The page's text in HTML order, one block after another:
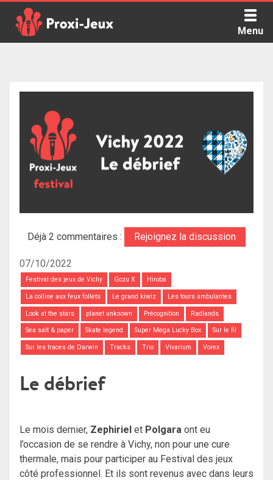
content
Menu
Déjà 2 commentaires : Rejoignez la discussion
07/10/2022
Festival des jeux de Vichy Gozu X Hiroba
La colline aux feux follets Le grand kiwiz Les tours ambulantes
Look at the stars planet unknown Précognition Radlands
Sea salt & paper Skate legend Super Mega Lucky Box Sur le fil
Sur les traces de Darwin Tracks Trio Vivarium Vorex
Le débrief
Le mois dernier, Zephiriel et Polgara ont eu
l’occasion de se rendre à Vichy, non pour une cure
thermale, mais pour participer au Festival des jeux
côté professionnel. Et ils sont revenus avec dans leurs